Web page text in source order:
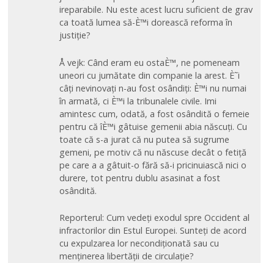
ireparabile. Nu este acest lucru suficient de grav
ca toată lumea să-È™i dorească reforma în
justiție?
Å vejk: Când eram eu ostaÈ™, ne pomeneam
uneori cu jumătate din companie la arest. È˜i
câți nevinovați n-au fost osândiți: È™i nu numai
în armată, ci È™i la tribunalele civile. Imi
amintesc cum, odată, a fost osândită o femeie
pentru că îÈ™i gâtuise gemenii abia născuți. Cu
toate că s-a jurat că nu putea să sugrume
gemeni, pe motiv că nu născuse decât o fetiță
pe care a a gâtuit-o fără să-i pricinuiască nici o
durere, tot pentru dublu asasinat a fost
osândită.
Reporterul: Cum vedeți exodul spre Occident al
infractorilor din Estul Europei. Sunteți de acord
cu expulzarea lor necondiționată sau cu
menținerea libertății de circulație?